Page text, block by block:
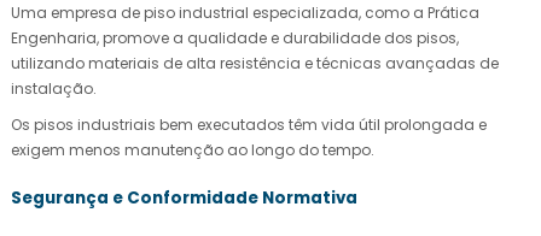
Uma empresa de piso industrial especializada, como a Prática
Engenharia, promove a qualidade e durabilidade dos pisos,
utilizando materiais de alta resistência e técnicas avançadas de
instalação.
Os pisos industriais bem executados têm vida útil prolongada e
exigem menos manutenção ao longo do tempo.
Segurança e Conformidade Normativa